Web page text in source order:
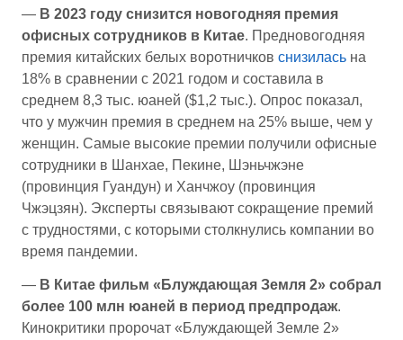
— В 2023 году снизится новогодняя премия
офисных сотрудников в Китае. Предновогодняя
премия китайских белых воротничков снизилась на
18% в сравнении с 2021 годом и составила в
среднем 8,3 тыс. юаней ($1,2 тыс.). Опрос показал,
что у мужчин премия в среднем на 25% выше, чем у
женщин. Самые высокие премии получили офисные
сотрудники в Шанхае, Пекине, Шэньчжэне
(провинция Гуандун) и Ханчжоу (провинция
Чжэцзян). Эксперты связывают сокращение премий
с трудностями, с которыми столкнулись компании во
время пандемии.
— В Китае фильм «Блуждающая Земля 2» собрал
более 100 млн юаней в период предпродаж.
Кинокритики пророчат «Блуждающей Земле 2»